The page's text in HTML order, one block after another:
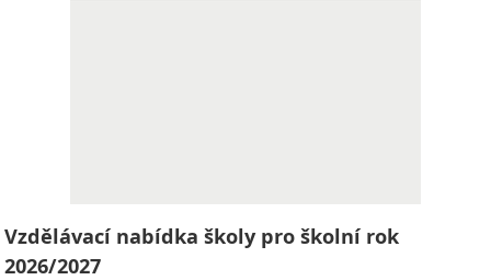
Vzdělávací nabídka školy pro školní rok
2026/2027